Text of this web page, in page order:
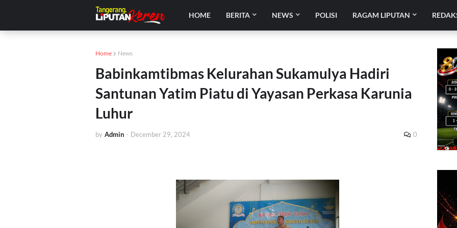
HOME BERITA NEWS POLISI RAGAM LIPUTAN
Home News
Babinkamtibmas Kelurahan Sukamulya Hadiri
Santunan Yatim Piatu di Yayasan Perkasa Karunia
Luhur
by Admin - December 29, 2024 0